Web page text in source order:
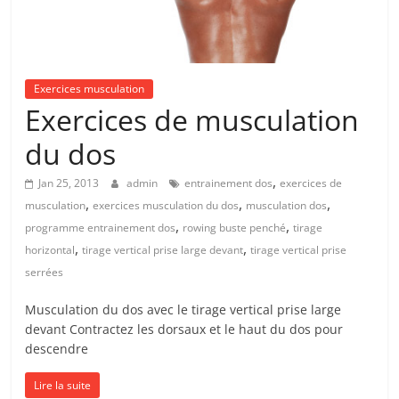
Exercices musculation
Exercices de musculation
du dos
Jan 25, 2013 admin entrainement dos,exercices de
musculation,exercices musculation du dos, musculation dos,
programme entrainement dos, rowing buste penché,tirage
horizontal,tirage vertical prise large devant,tirage vertical prise
serrées
Musculation du dos avec le tirage vertical prise large
devant Contractez les dorsaux et le haut du dos pour
descendre
Lire la suite